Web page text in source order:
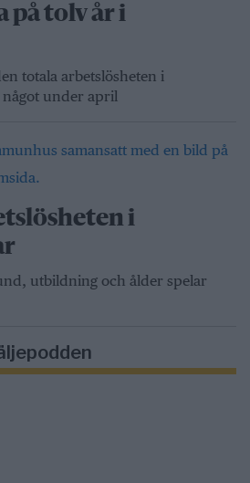
på tolv år i
totala arbetslösheten i
under april
i
utbildning och ålder spelar